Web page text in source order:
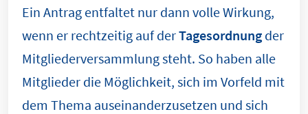
Ein Antrag entfaltet nur dann volle Wirkung,
wenn er rechtzeitig auf derTagesordnung der
Mitgliederversammlung steht. So haben alle
Mitglieder die Möglichkeit, sich im Vorfeld mit
dem Thema auseinanderzusetzen und sich